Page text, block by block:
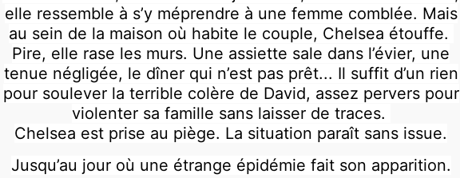
elle ressemble à s’y méprendre à une femme comblée. Mais
au sein de la maison où habite le couple, Chelsea étouffe.
Pire, elle rase les murs. Une assiette sale dans l’évier, une
tenue négligée, le dîner qui n’est pas prêt... Il suffit d’un rien
pour soulever la terrible colère de David, assez pervers pour
violenter sa famille sans laisser de traces.
Chelsea est prise au piège. La situation paraît sans issue.
Jusqu’au jour où une étrange épidémie fait son apparition.